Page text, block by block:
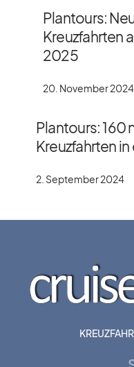
Plantours:
Kreuzfahrten
2025
20. November 2024
Plantours: 160
Kreuzfahrten
2. September 2024